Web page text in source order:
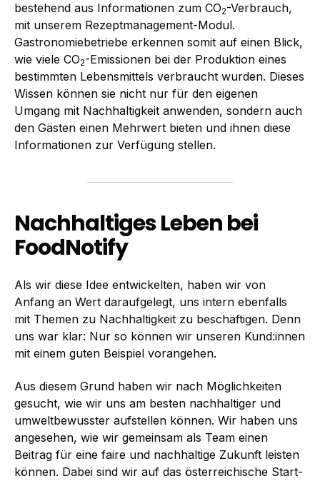
bestehend aus Informationen zum CO2-Verbrauch,
mit unserem Rezeptmanagement-Modul.
Gastronomiebetriebe erkennen somit auf einen Blick,
wie viele CO2-Emissionen bei der Produktion eines
bestimmten Lebensmittels verbraucht wurden. Dieses
Wissen können sie nicht nur für den eigenen
Umgang mit Nachhaltigkeit anwenden, sondern auch
den Gästen einen Mehrwert bieten und ihnen diese
Informationen zur Verfügung stellen.
Nachhaltiges Leben bei
FoodNotify
Als wir diese Idee entwickelten, haben wir von
Anfang an Wert daraufgelegt, uns intern ebenfalls
mit Themen zu Nachhaltigkeit zu beschäftigen. Denn
uns war klar: Nur so können wir unseren Kund:innen
mit einem guten Beispiel vorangehen.
Aus diesem Grund haben wir nach Möglichkeiten
gesucht, wie wir uns am besten nachhaltiger und
umweltbewusster aufstellen können. Wir haben uns
angesehen, wie wir gemeinsam als Team einen
Beitrag für eine faire und nachhaltige Zukunft leisten
können. Dabei sind wir auf das österreichische Start-